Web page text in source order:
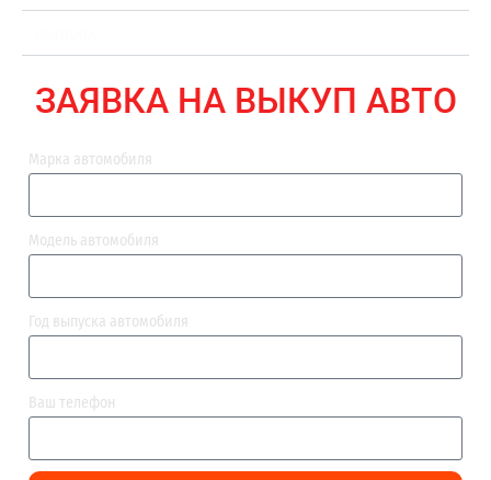
ЗАЯВКА НА ВЫКУП АВТО
Марка автомобиля
Модель автомобиля
Год выпуска автомобиля
Ваш телефон